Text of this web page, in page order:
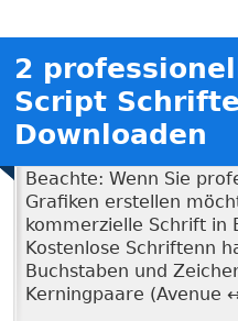
2
Script
Downloaden
Beachte: Wenn Sie
Grafiken erstellen
kommerzielle Schrift in
Kostenlose Schriftenn
Buchstaben und
Kerningpaare (Avenue